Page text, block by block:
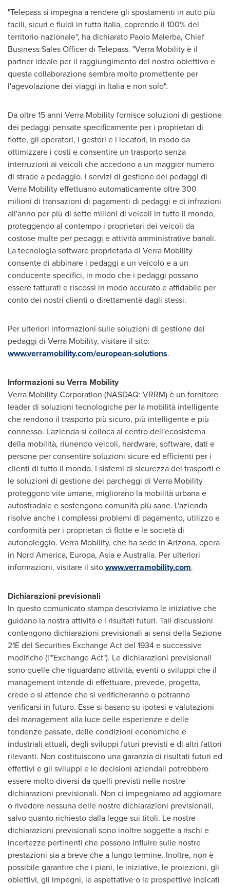
"Telepass si impegna a rendere gli spostamenti in auto più
facili, sicuri e fluidi in tutta Italia, coprendo il 100% del
territorio nazionale", ha dichiarato Paolo Malerba, Chief
Business Sales Officerdi Telepass. "Verra Mobility è il
partner ideale per il raggiungimento del nostro obiettivo e
questa collaborazione sembra molto promettente per
l'agevolazione dei viaggi in Italia e non solo".
Da oltre 15 anni Verra Mobility fornisce soluzioni di gestione
dei pedaggi pensate specificamente per i proprietari di
flotte, gli operatori, i gestori e i locatori, in modo da
ottimizzare i costi e consentire un trasporto senza
interruzioni ai veicoli che accedono a un maggior numero
di strade a pedaggio. I servizi di gestione dei pedaggi di
Verra Mobility effettuano automaticamente oltre 300
milioni di transazioni di pagamenti di pedaggi e di infrazioni
all'anno per più di sette milioni di veicoli in tutto il mondo,
proteggendo al contempo i proprietari dei veicoli da
costose multe per pedaggi e attività amministrative banali.
La tecnologia software proprietaria di Verra Mobility
consente di abbinare i pedaggi a un veicolo e a un
conducente specifici, in modo che i pedaggi possano
essere fatturati e riscossi in modo accurato e affidabile per
conto dei nostri clienti o direttamente dagli stessi.
Per ulteriori informazioni sulle soluzioni di gestione dei
pedaggi di Verra Mobility, visitare il sito:
www.verramobility.com/european-solutions.
Informazioni su Verra Mobility
Verra Mobility Corporation (NASDAQ: VRRM) è un fornitore
leader di soluzioni tecnologiche per la mobilità intelligente
che rendono il trasporto più sicuro, più intelligente e più
connesso. L'azienda si colloca al centro dell'ecosistema
della mobilità, riunendo veicoli, hardware, software, dati e
persone per consentire soluzioni sicure ed efficienti per i
clienti di tutto il mondo. I sistemi di sicurezza dei trasporti e
le soluzioni di gestione dei parcheggi di Verra Mobility
proteggono vite umane, migliorano la mobilità urbana e
autostradale e sostengono comunità più sane. L'azienda
risolve anche i complessi problemi di pagamento, utilizzo e
conformità per i proprietari di flotte e le società di
autonoleggio. Verra Mobility, che ha sede in Arizona, opera
in Nord America, Europa, AsiaeAustralia. Per ulteriori
informazioni, visitare il sitowww.verramobility.com.
Dichiarazioni previsionali
In questo comunicato stampa descriviamo le iniziative che
guidano la nostra attività e i risultati futuri. Tali discussioni
contengono dichiarazioni previsionali ai sensi della Sezione
21E del Securities Exchange Act del 1934 e successive
modifiche (l'"Exchange Act"). Le dichiarazioni previsionali
sono quelle che riguardano attività, eventi o sviluppi che il
management intende di effettuare, prevede, progetta,
crede o si attende che si verificheranno o potranno
verificarsi in futuro. Esse si basano su ipotesi e valutazioni
del management alla luce delle esperienze e delle
tendenze passate, delle condizioni economiche e
industriali attuali, degli sviluppi futuri previsti e di altri fattori
rilevanti. Non costituiscono una garanzia di risultati futuri ed
effettivi e gli sviluppi e le decisioni aziendali potrebbero
essere molto diversi da quelli previsti nelle nostre
dichiarazioni previsionali. Non ci impegniamo ad aggiornare
o rivedere nessuna delle nostre dichiarazioni previsionali,
salvo quanto richiesto dalla legge sui titoli. Le nostre
dichiarazioni previsionali sono inoltre soggette a rischi e
incertezze pertinenti che possono influire sulle nostre
prestazioni sia a breve che a lungo termine. Inoltre, non è
possibile garantire che i piani, le iniziative, le proiezioni, gli
obiettivi, gli impegni, le aspettative o le prospettive indicati